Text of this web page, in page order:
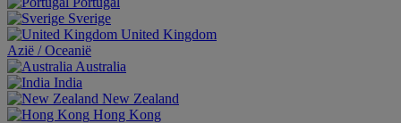
Sverige
United Kingdom
Aziё / Oceaniё
Australia
India
New Zealand
Hong Kong